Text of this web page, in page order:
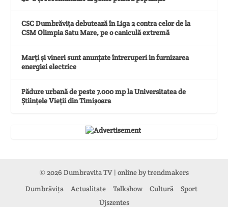
CSC Dumbrăvița debutează în Liga 2 contra celor de la
CSM Olimpia Satu Mare, pe o caniculă extremă
Marți și vineri sunt anunțate întreruperi in furnizarea
energiei electrice
Pădure urbană de peste 7.000 mp la Universitatea de
Științele Vieții din Timișoara
© 2026 Dumbravita TV | online bytrendmakers
Dumbrăvița
Actualitate Talkshow Cultură
Sport
Újszentes